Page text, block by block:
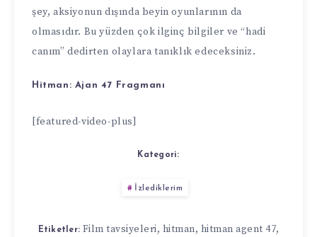
şey, aksiyonun dışında beyin oyunlarının da
olmasıdır. Bu yüzden çok ilginç bilgiler ve “hadi
canım” dedirten olaylara tanıklık edeceksiniz.
Hitman: Ajan 47 Fragmanı
[featured-video-plus]
Kategori:
İzlediklerim
Etiketler: Film tavsiyeleri, hitman, hitman agent 47,